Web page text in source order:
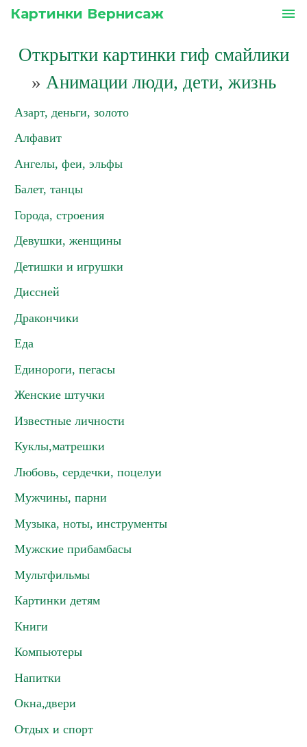
Картинки Вернисаж menu
Открытки картинки гиф смайлики
» Анимации люди, дети, жизнь
Азарт, деньги, золото
Алфавит
Ангелы, феи, эльфы
Балет, танцы
Города, строения
Девушки, женщины
Детишки и игрушки
Диссней
Дракончики
Еда
Единороги, пегасы
Женские штучки
Известные личности
Куклы,матрешки
Любовь, сердечки, поцелуи
Мужчины, парни
Музыка, ноты, инструменты
Мужские прибамбасы
Мультфильмы
Картинки детям
Книги
Компьютеры
Напитки
Окна,двери
Отдых и спорт